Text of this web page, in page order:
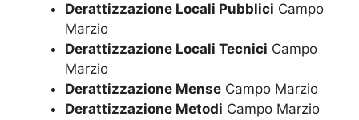
Derattizzazione Locali Pubblici Campo
Marzio
Derattizzazione Locali Tecnici Campo
Marzio
Derattizzazione Mense Campo Marzio
Derattizzazione Metodi Campo Marzio